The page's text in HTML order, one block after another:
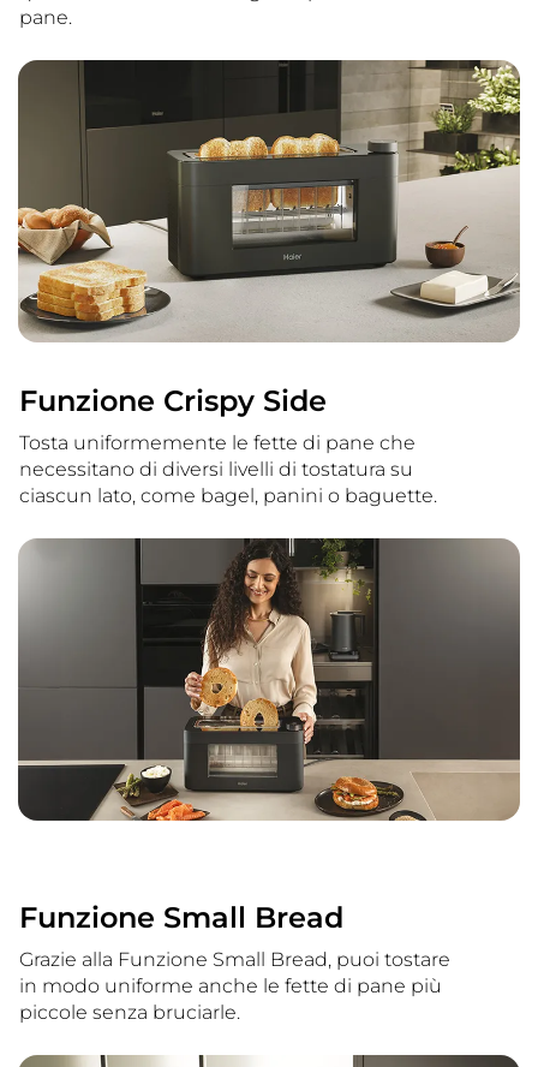
pane.
Funzione Crispy Side
Tosta uniformemente le fette di pane che
necessitano di diversi livelli di tostatura su
ciascun lato, come bagel, panini o baguette.
Funzione Small Bread
Grazie alla Funzione Small Bread, puoi tostare
in modo uniforme anche le fette di pane più
piccole senza bruciarle.